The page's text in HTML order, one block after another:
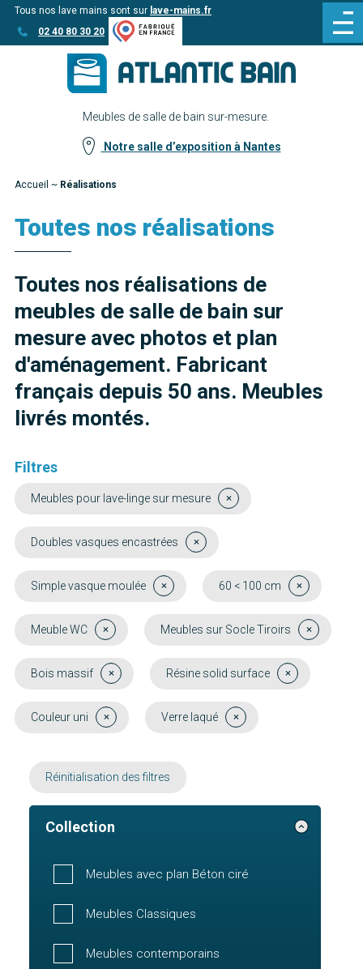
Aller
au
Aller au
contenu
Tous nos lave mains sont sur lave-mains.fr
02 40 80 30 20
Meubles de salle de bain sur-mesure.
Notre salle d’exposition à Nantes
Accueil ~ Réalisations
Toutes nos réalisations
Toutes nos réalisations de
meubles de salle de bain sur
mesure avec photos et plan
d'aménagement. Fabricant
français depuis 50 ans. Meubles
livrés montés.
Filtres
Meubles pour lave-linge sur mesure
Doubles vasques encastrées
Simple vasque moulée 60 < 100 cm
Meuble WC Meubles sur Socle Tiroirs
Bois massif Résine solid surface
Couleur uni Verre laqué
Réinitialisation des filtres
Collection
Meubles avec plan Béton ciré
Meubles Classiques
Meubles contemporains